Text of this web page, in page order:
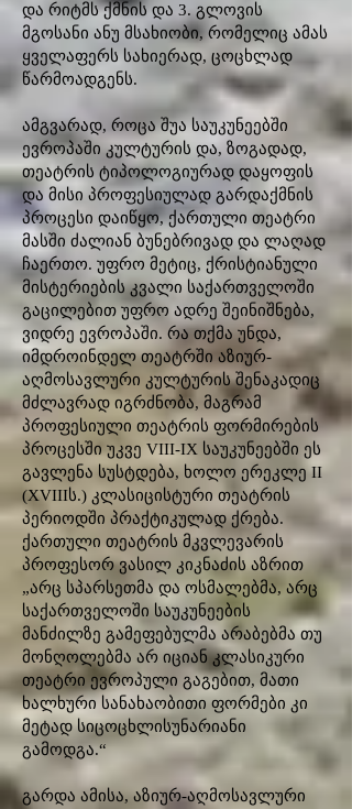
და რიტმს ქმნის და 3. გლოვის
მგოსანი ანუ მსახიობი, რომელიც ამას
ყველაფერს სახიერად, ცოცხლად
წარმოადგენს.
ამგვარად, როცა შუა საუკუნეებში
ევროპაში კულტურის და, ზოგადად,
თეატრის ტიპოლოგიურად დაყოფის
და მისი პროფესიულად გარდაქმნის
პროცესი დაიწყო, ქართული თეატრი
მასში ძალიან ბუნებრივად და ლაღად
ჩაერთო. უფრო მეტიც, ქრისტიანული
მისტერიების კვალი საქართველოში
გაცილებით უფრო ადრე შეინიშნება,
ვიდრე ევროპაში. რა თქმა უნდა,
იმდროინდელ თეატრში აზიურ-
აღმოსავლური კულტურის შენაკადიც
მძლავრად იგრძნობა, მაგრამ
პროფესიული თეატრის ფორმირების
პროცესში უკვე VIII-IX საუკუნეებში ეს
გავლენა სუსტდება, ხოლო ერეკლე II
(XVIIIს.) კლასიცისტური თეატრის
პერიოდში პრაქტიკულად ქრება.
ქართული თეატრის მკვლევარის
პროფესორ ვასილ კიკნაძის აზრით
„არც სპარსეთმა და ოსმალებმა, არც
საქართველოში საუკუნეების
მანძილზე გამეფებულმა არაბებმა თუ
მონღოლებმა არ იციან კლასიკური
თეატრი ევროპული გაგებით, მათი
ხალხური სანახაობითი ფორმები კი
მეტად სიცოცხლისუნარიანი
გამოდგა.“
გარდა ამისა, აზიურ-აღმოსავლური